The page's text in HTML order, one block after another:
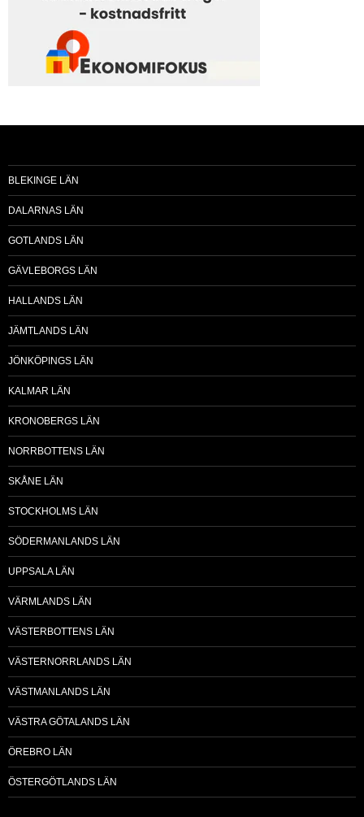
BLEKINGE LÄN
DALARNAS LÄN
GOTLANDS LÄN
GÄVLEBORGS LÄN
HALLANDS LÄN
JÄMTLANDS LÄN
JÖNKÖPINGS LÄN
KALMAR LÄN
KRONOBERGS LÄN
NORRBOTTENS LÄN
SKÅNE LÄN
STOCKHOLMS LÄN
SÖDERMANLANDS LÄN
UPPSALA LÄN
VÄRMLANDS LÄN
VÄSTERBOTTENS LÄN
VÄSTERNORRLANDS LÄN
VÄSTMANLANDS LÄN
VÄSTRA GÖTALANDS LÄN
ÖREBRO LÄN
ÖSTERGÖTLANDS LÄN